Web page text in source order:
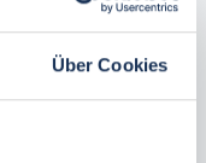
Über Cookies